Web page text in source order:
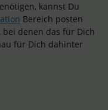
kannst Du
Bereich posten
denen das für Dich
für Dich dahinter